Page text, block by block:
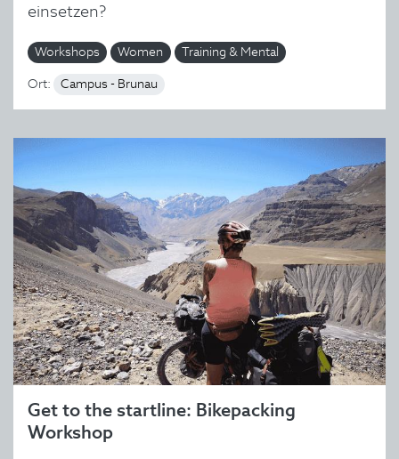
einsetzen?
Workshops Women Training & Mental
Ort: Campus - Brunau
Get to the startline: Bikepacking
Workshop